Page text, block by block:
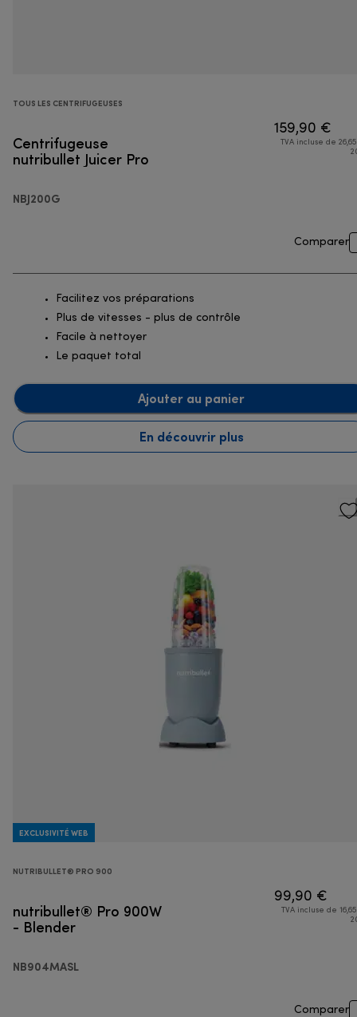
TOUS LES CENTRIFUGEUSES
Centrifugeuse
nutribullet Juicer Pro
NBJ200G
159,90 €
TVA incluse de
Comparer
Facilitez vos préparations
Plus de vitesses - plus de contrôle
Facile à nettoyer
Le paquet total
Ajouter au panier
En découvrir plus
EXCLUSIVITÉ WEB
NUTRIBULLET® PRO 900
nutribullet® Pro 900W
- Blender
NB904MASL
99,90 €
TVA incluse de
Comparer